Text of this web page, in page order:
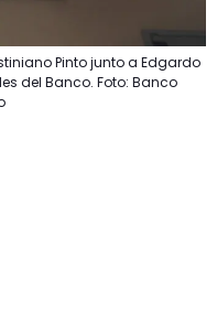
Pinto junto a Edgardo
del Banco. Foto: Banco